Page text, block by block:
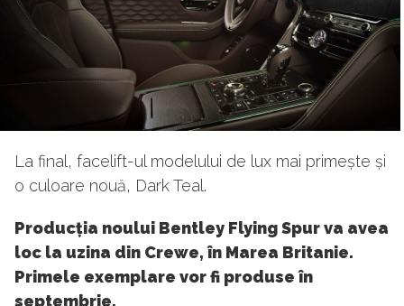
La final, facelift-ul modelului de lux mai primește și
o culoare nouă, Dark Teal.
Producția noului Bentley Flying Spur va avea
loc la uzina din Crewe, în Marea Britanie.
Primele exemplare vor fi produse în
septembrie.